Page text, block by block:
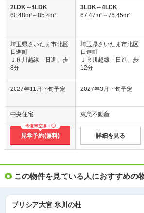
2LDK～4LDK
60.48m²～85.4m²
埼玉県さいたま市北区
日進町
ＪＲ川越線「日進」歩
8分
2027年11月下旬予定
中央住宅
今週末空き：◯
見学予約(無料)
3LDK～4LDK
67.47m²～76.45m²
埼玉県さいたま市北区
日進町
ＪＲ川越線「日進」歩
12分
2027年3月下旬予定
東急不動産
詳細を見る
この物件を見ている人におすすめの
ブリシア大宮 氷川の杜